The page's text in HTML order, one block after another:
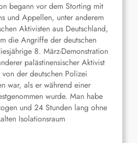
begann vor dem Storting mit
und Appellen, unter anderem
Aktivisten aus Deutschland,
die Angriffe der deutschen
8. März-Demonstration
palästinensischer Aktivist
der deutschen Polizei
war, als er während einer
wurde. Man habe
und 24 Stunden lang ohne
Isolationsraum